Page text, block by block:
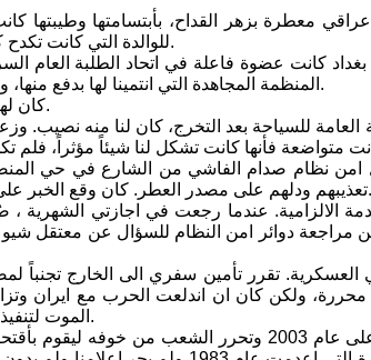
معطرة بزهر القداح، بأبتسامتها وطيبتها
للوالدة التي كانت تكدح كأي ام عراقية لتلبية مطاليبنا ورعاية شؤون البيت وشؤننا جميعاً.
بغداد كانت عضوة فاعلة في اتحاد الطلبة العام
المنظمة المجاهدة التي انتمينا لها بدفع منها، ووضعتنا على درب الحقيقة النيرة، سكة الانحياز للفقراء والانسان.
كان لها حلم اجمل من جنح فراشة، شعب سعيد منعم ووطن حر جميل.
للسياحة بعد التخرج، كان لنا منه نصيب. وزعته
حزيران 1980 من قبل امن نظام صدام الفاشي من الشارع
تعذيبهم ودلهم على مصدر العطر. كان وقع الخبر على امي مؤلماً، بكتها ليل نهار. لقد كانت حمامتها... عزوتها... سندها.
الالزامية. عندما رجعت في اجازتي الشهرية
مراجعة دوائر امن النظام للسؤال عن معتقل
العسكرية. تقرر تأمين سفري الى الخارج
محررة، ولكن كان ان اندلعت الحرب مع ايران
الموت لتنفيذ رغبات دكتاتور ارعن. ماتت امي حزناً وكمداً، تبعها الوالد وتفرقنا.
تتابعت السنين حتى اسقاط النظام على عام 2003